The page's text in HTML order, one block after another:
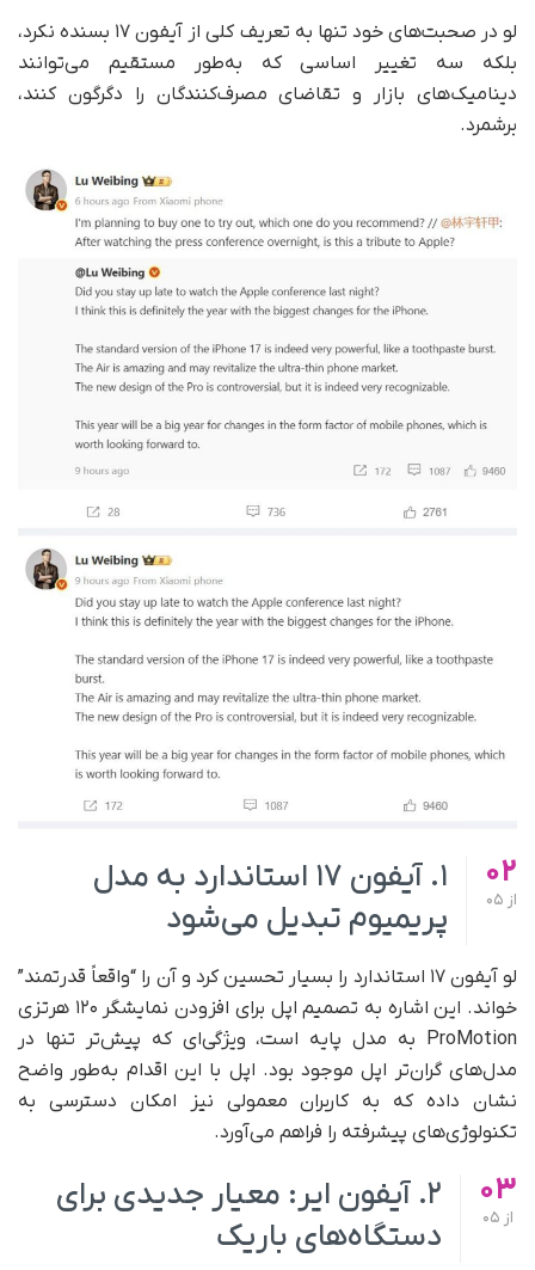
لو در صحبت‌های خود تنها به تعریف کلی از آیفون ۱۷ بسنده نکرد،
بلکه سه تغییر اساسی که به‌طور مستقیم می‌توانند
دینامیک‌های بازار و تقاضای مصرف‌کنندگان را دگرگون کنند،
برشمرد.
02
از
۱. آیفون ۱۷ استاندارد به مدل
پریمیوم تبدیل می‌شود
لو آیفون ۱۷ استاندارد را بسیار تحسین کرد و آن را “واقعاً قدرتمند”
خواند. این اشاره به تصمیم اپل برای افزودن نمایشگر ۱۲۰ هرتزی
ProMotion به مدل پایه است، ویژگی‌ای که پیش‌تر تنها در
مدل‌های گران‌تر اپل موجود بود. اپل با این اقدام به‌طور واضح
نشان داده که به کاربران معمولی نیز امکان دسترسی به
تکنولوژی‌های پیشرفته را فراهم می‌آورد.
03
از
۲. آیفون ایر: معیار جدیدی برای
دستگاه‌های باریک